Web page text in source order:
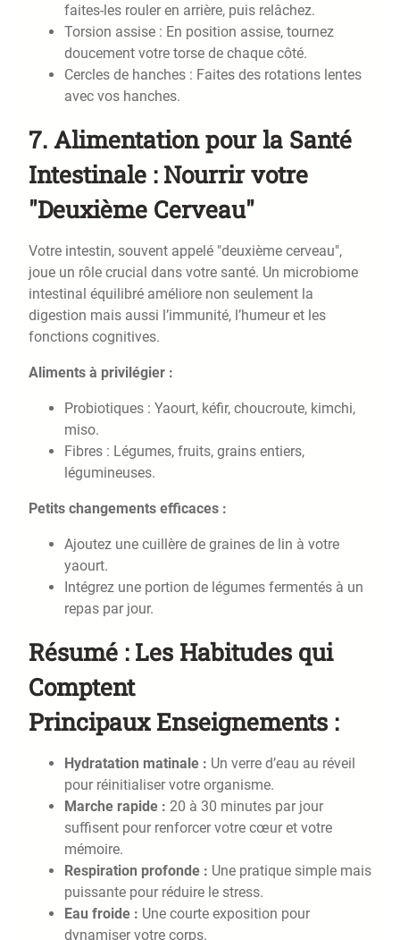
faites-les rouler en arrière, puis relâchez.
Torsion assise : En position assise, tournez
doucement votre torse de chaque côté.
Cercles de hanches : Faites des rotations lentes
avec vos hanches.
7. Alimentation pour la Santé
Intestinale : Nourrir votre
"Deuxième Cerveau"
Votre intestin, souvent appelé "deuxième cerveau",
joue un rôle crucial dans votre santé. Un microbiome
intestinal équilibré améliore non seulement la
digestion mais aussi l’immunité, l’humeur et les
fonctions cognitives.
Aliments à privilégier :
Probiotiques : Yaourt, kéfir, choucroute, kimchi,
miso.
Fibres : Légumes, fruits, grains entiers,
légumineuses.
Petits changements efficaces :
Ajoutez une cuillère de graines de lin à votre
yaourt.
Intégrez une portion de légumes fermentés à un
repas par jour.
Résumé : Les Habitudes qui
Comptent
Principaux Enseignements :
Hydratation matinale : Un verre d’eau au réveil
pour réinitialiser votre organisme.
Marche rapide : 20 à 30 minutes par jour
suffisent pour renforcer votre cœur et votre
mémoire.
Respiration profonde : Une pratique simple mais
puissante pour réduire le stress.
Eau froide : Une courte exposition pour
dynamiser votre corps.